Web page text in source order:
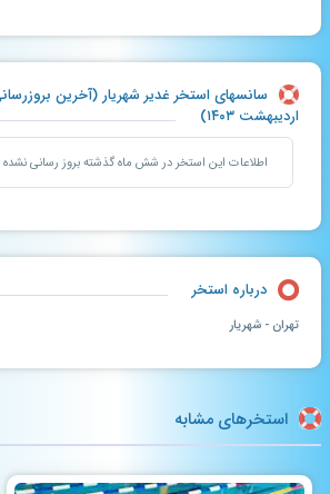
اردیبهشت ۱۴۰۳)
اطلاعات این استخر در شش ماه گذشته بروز رسانی
درباره استخر
تهران - شهریار
استخرهای مشابه